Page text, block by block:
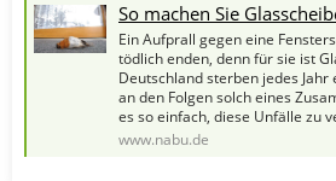
So machen Sie
Ein Aufprall gegen eine
tödlich enden, denn für sie ist
Deutschland sterben jedes
an den Folgen solch eines
es so einfach, diese Unfälle zu
www.nabu.de